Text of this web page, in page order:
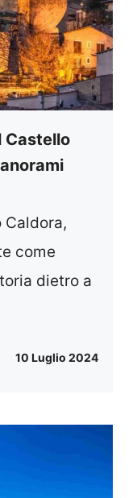
Castello
come
dietro a
10 Luglio 2024